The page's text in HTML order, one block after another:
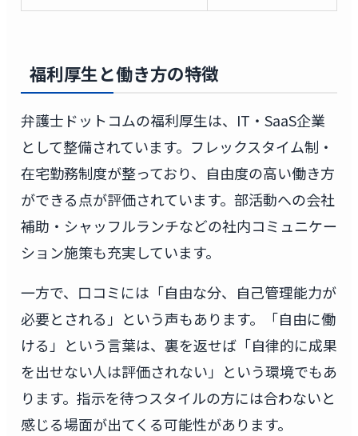
福利厚生と働き方の特徴
弁護士ドットコムの福利厚生は、IT・SaaS企業
として整備されています。フレックスタイム制・
在宅勤務制度が整っており、自由度の高い働き方
ができる点が評価されています。部活動への会社
補助・シャッフルランチなどの社内コミュニケー
ション施策も充実しています。
一方で、口コミには「自由な分、自己管理能力が
必要とされる」という声もあります。「自由に働
ける」という言葉は、裏を返せば「自律的に成果
を出せない人は評価されない」という環境でもあ
ります。指示を待つスタイルの方には合わないと
感じる場面が出てくる可能性があります。